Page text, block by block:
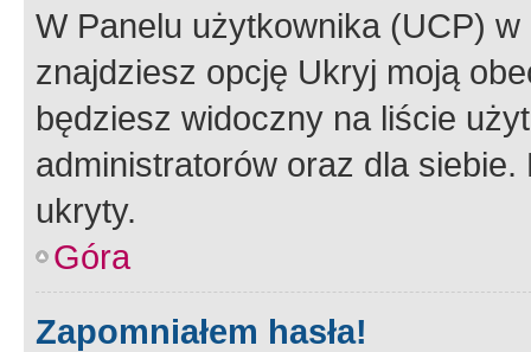
W Panelu użytkownika (UCP) w
znajdziesz opcję Ukryj moją
będziesz widoczny na liście
administratorów oraz dla
ukryty.
Góra
Zapomniałem hasła!